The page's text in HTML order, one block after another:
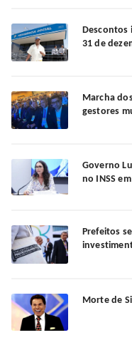
Descontos
31 de
Marcha
gestores
Governo
no INSS
Prefeitos
Morte de